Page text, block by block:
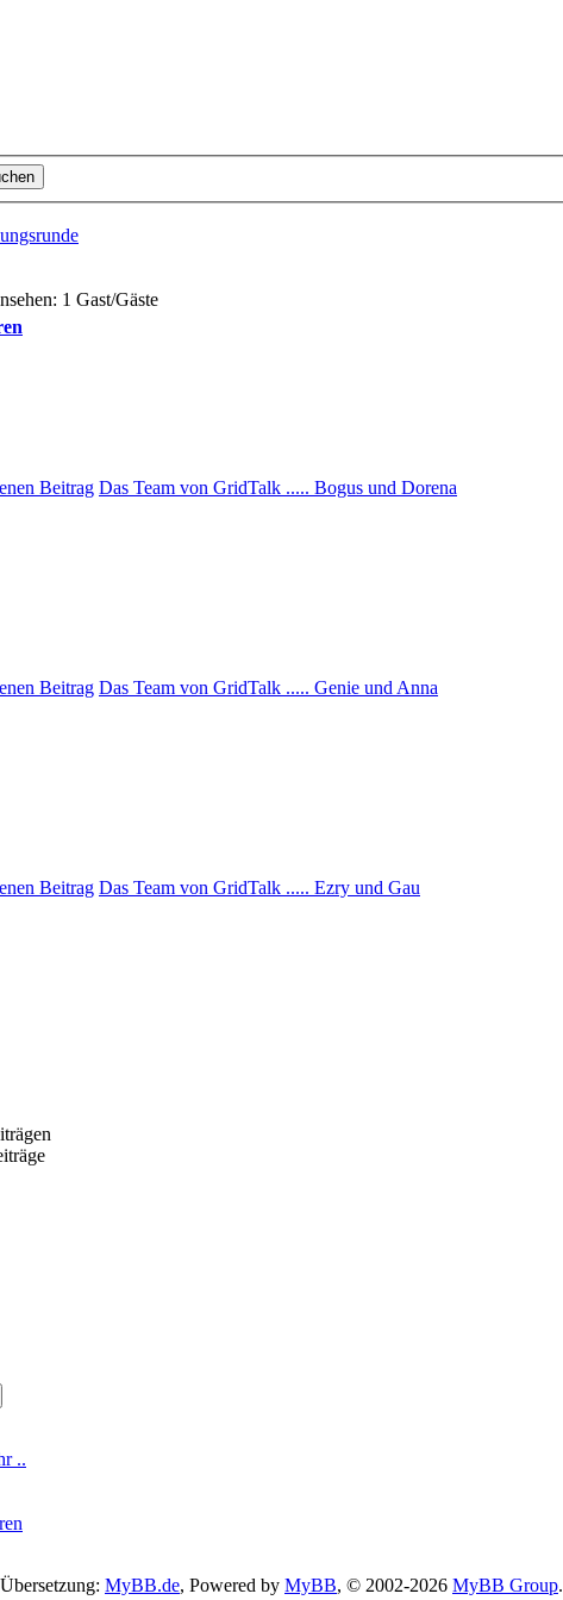
1 Gast/Gäste
Das Team von GridTalk ..... Bogus und Dorena
Das Team von GridTalk ..... Genie und Anna
Das Team von GridTalk ..... Ezry und Gau
..
MyBB.de, Powered by MyBB, © 2002-2026 MyBB Group.